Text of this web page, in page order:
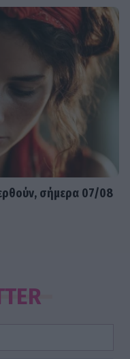
σήμερα 07/08